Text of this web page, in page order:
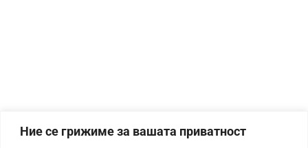
Ние се грижиме за вашата приватност